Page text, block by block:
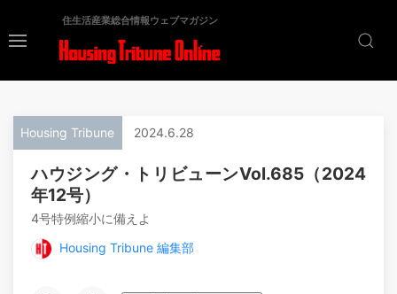
住生活産業総合情報ウェブマガジン
Housing Tribune 2024.6.28
ハウジング・トリビューンVol.685（2024
年12号）
4号特例縮小に備えよ
Housing Tribune 編集部